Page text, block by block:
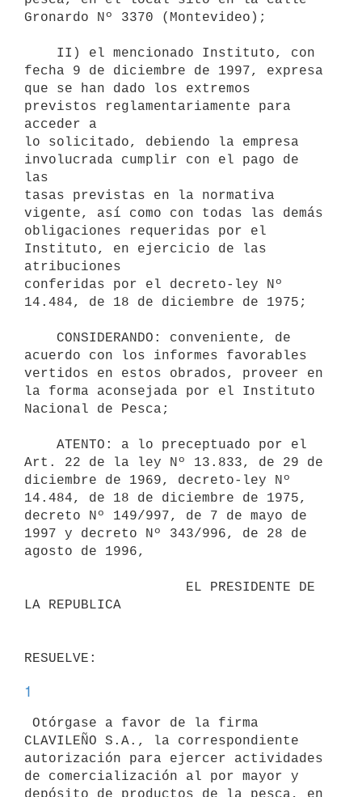
Gronardo Nº 3370 (Montevideo);
fecha 9 de diciembre de 1997, expresa
que se han dado los extremos
previstos reglamentariamente para
acceder a
lo solicitado, debiendo la empresa
involucrada cumplir con el pago de
las
tasas previstas en la normativa
vigente, así como con todas las demás
obligaciones requeridas por el
Instituto, en ejercicio de las
atribuciones
conferidas por el decreto-ley Nº
14.484, de 18 de diciembre de 1975;
acuerdo con los informes favorables
vertidos en estos obrados, proveer en
la forma aconsejada por el Instituto
Nacional de Pesca;
Art. 22 de la ley Nº 13.833, de 29 de
diciembre de 1969, decreto-ley Nº
14.484, de 18 de diciembre de 1975,
decreto Nº 149/997, de 7 de mayo de
1997 y decreto Nº 343/996, de 28 de
agosto de 1996,
LA REPUBLICA
1
CLAVILEÑO S.A., la correspondiente
autorización para ejercer actividades
de comercialización al por mayor y